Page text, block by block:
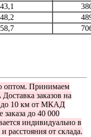
43,1
48,2
58,7
оптом. Принимаем
Доставка заказов на
до 10 км от МКАД
до 40 000
индивидуально в
расстояния от склада.